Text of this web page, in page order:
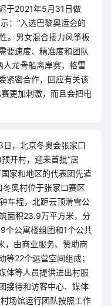
于2021年5月31日做
：“入选巴黎奥运会的
。男女混合接力风筝板
要速度、精准度和团队
人龙骨船离岸赛，格雷
紧密合作，回应有关该
更加刺激，而且会把电
，北京冬奥会张家口
开村，迎来首批“居
家和地区的代表团先遣
奥村位于张家口赛区
车程，北距云顶滑雪公
面积23.9万平方米，分
个公寓楼组团和1个公共
，由商业服务、赞助商
等22个运营空间组成；
体等人员提供进出村服
接待和访客中心、媒体
场馆运行团队按照工作